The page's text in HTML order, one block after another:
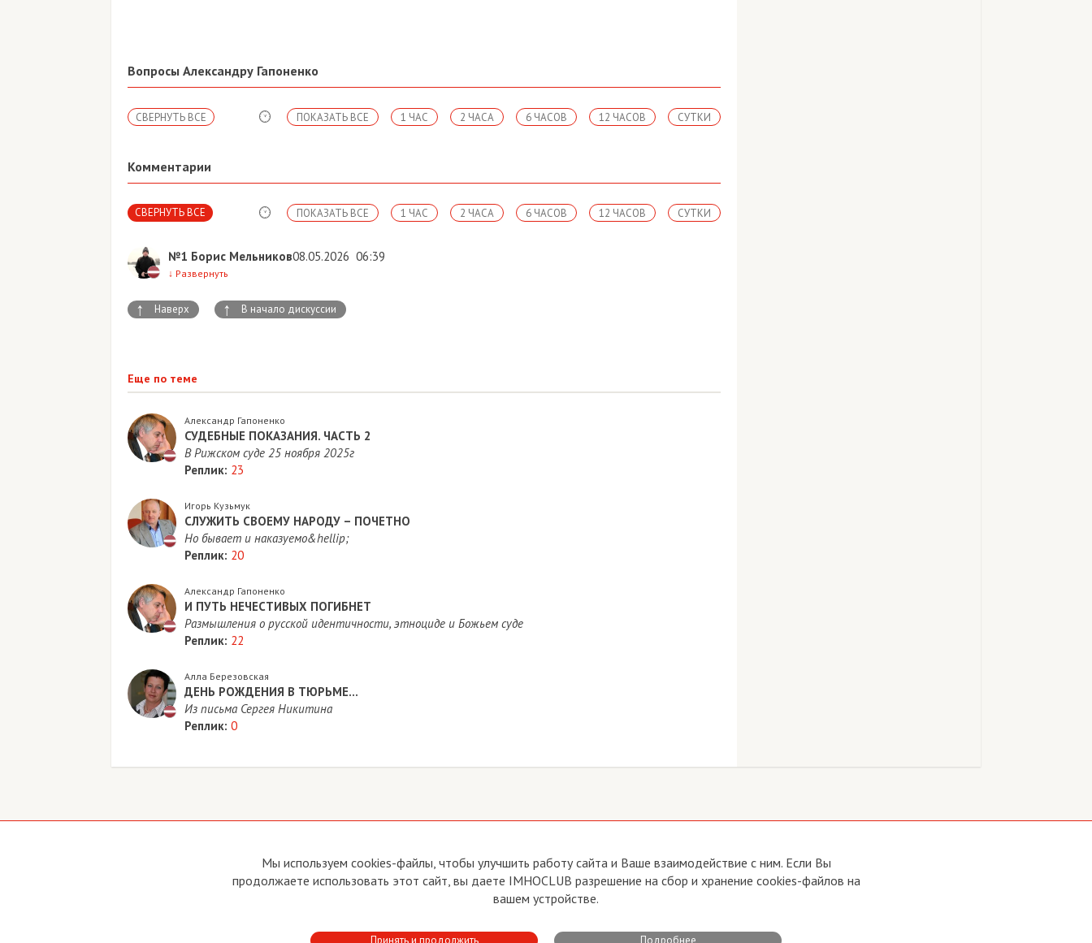
Вопросы Александру Гапоненко
СВЕРНУТЬ ВСЕ СУТКИ
12 ЧАСОВ
6 ЧАСОВ
2 ЧАСА
1 ЧАС
ПОКАЗАТЬ ВСЕ
Комментарии
СВЕРНУТЬ ВСЕ СУТКИ
12 ЧАСОВ
6 ЧАСОВ
2 ЧАСА
1 ЧАС
ПОКАЗАТЬ ВСЕ
№1 Борис Мельников08.05.2026 06:39
↓ Развернуть
↑ Наверх ↑ В начало дискуссии
Еще по теме
Александр Гапоненко
СУДЕБНЫЕ ПОКАЗАНИЯ. ЧАСТЬ 2
В Рижском суде 25 ноября 2025г
Реплик: 23
Игорь Кузьмук
СЛУЖИТЬ СВОЕМУ НАРОДУ – ПОЧЕТНО
Но бывает и наказуемо&hellip;
Реплик: 20
Александр Гапоненко
И ПУТЬ НЕЧЕСТИВЫХ ПОГИБНЕТ
Размышления о русской идентичности, этноциде и Божьем суде
Реплик: 22
Алла Березовская
ДЕНЬ РОЖДЕНИЯ В ТЮРЬМЕ…
Из письма Сергея Никитина
Реплик: 0
Устав
Прямая связь c членами клуба
Реклама
Мы используем cookies-файлы, чтобы улучшить работу сайта и Ваше взаимодействие с ним. Если Вы
продолжаете использовать этот сайт, вы даете IMHOCLUB разрешение на сбор и хранение cookies-файлов на
вашем устройстве.
Принять и продолжить Подробнее